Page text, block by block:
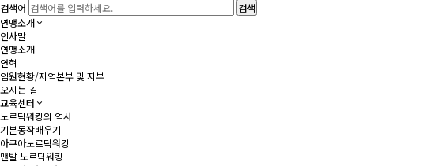
검색어
연맹소개
인사말
연맹소개
연혁
임원현황/지역본부 및 지부
오시는 길
교육센터
노르딕워킹의 역사
기본동작배우기
아쿠아노르딕워킹
맨발 노르딕워킹